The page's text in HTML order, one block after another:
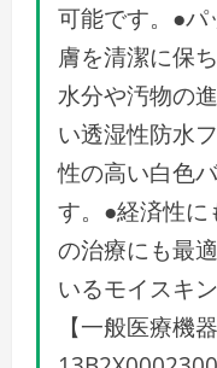
可能です。●パ
膚を清潔に保
水分や汚物の
い透湿性防水
性の高い白色
す。●経済性
の治療にも最
いるモイスキ
【一般医療機